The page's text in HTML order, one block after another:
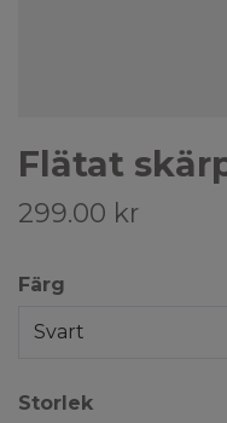
Flätat
299.00 kr
Färg
Svart
Storlek